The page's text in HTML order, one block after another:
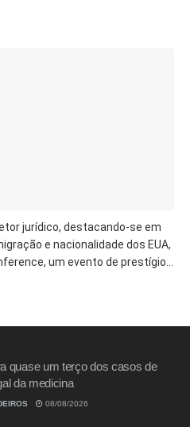
jurídico, destacando-se em
e nacionalidade dos EUA,
um evento de prestígio...
quase um terço dos casos de
da medicina
08/08/2026